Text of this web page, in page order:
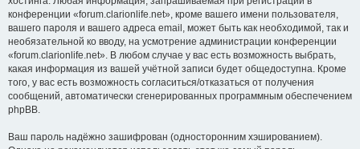
конференции «forum.clarionlife.net», кроме вашего имени пользователя,
вашего пароля и вашего адреса email, может быть как необходимой, так и
необязательной ко вводу, на усмотрение администрации конференции
«forum.clarionlife.net». В любом случае у вас есть возможность выбрать,
какая информация из вашей учётной записи будет общедоступна. Кроме
того, у вас есть возможность согласиться/отказаться от получения
сообщений, автоматически сгенерированных программным обеспечением
phpBB.
Ваш пароль надёжно зашифрован (односторонним хэшированием).